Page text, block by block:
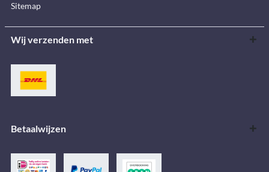
Sitemap
Wij verzenden met
Betaalwijzen